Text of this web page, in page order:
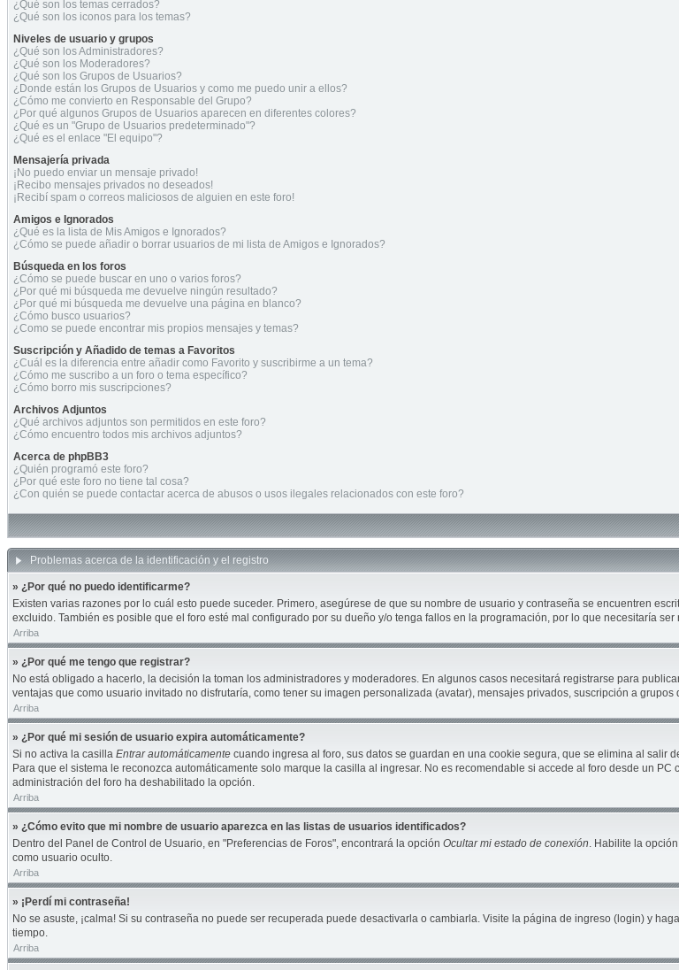
¿Qué son los temas cerrados?
¿Qué son los iconos para los temas?
Niveles de usuario y grupos
¿Qué son los Administradores?
¿Qué son los Moderadores?
¿Qué son los Grupos de Usuarios?
¿Donde están los Grupos de Usuarios y como me puedo unir a ellos?
¿Cómo me convierto en Responsable del Grupo?
¿Por qué algunos Grupos de Usuarios aparecen en diferentes colores?
¿Qué es un "Grupo de Usuarios predeterminado"?
¿Qué es el enlace "El equipo"?
Mensajería privada
¡No puedo enviar un mensaje privado!
¡Recibo mensajes privados no deseados!
¡Recibí spam o correos maliciosos de alguien en este foro!
Amigos e Ignorados
¿Qué es la lista de Mis Amigos e Ignorados?
¿Cómo se puede añadir o borrar usuarios de mi lista de Amigos e Ignorados?
Búsqueda en los foros
¿Cómo se puede buscar en uno o varios foros?
¿Por qué mi búsqueda me devuelve ningún resultado?
¿Por qué mi búsqueda me devuelve una página en blanco?
¿Cómo busco usuarios?
¿Como se puede encontrar mis propios mensajes y temas?
Suscripción y Añadido de temas a Favoritos
¿Cuál es la diferencia entre añadir como Favorito y suscribirme a un tema?
¿Cómo me suscribo a un foro o tema específico?
¿Cómo borro mis suscripciones?
Archivos Adjuntos
¿Qué archivos adjuntos son permitidos en este foro?
¿Cómo encuentro todos mis archivos adjuntos?
Acerca de phpBB3
¿Quién programó este foro?
¿Por qué este foro no tiene tal cosa?
¿Con quién se puede contactar acerca de abusos o usos ilegales relacionados con este foro?
Problemas acerca de la identificación y el registro
» ¿Por qué no puedo identificarme?
Existen varias razones por lo cuál esto puede suceder. Primero, asegúrese de que su nombre de usuario y contraseña se encuentren
excluido. También es posible que el foro esté mal configurado por su dueño y/o tenga fallos en la programación, por lo que necesitaría ser
Arriba
» ¿Por qué me tengo que registrar?
No está obligado a hacerlo, la decisión la toman los administradores y moderadores. En algunos casos necesitará registrarse para
ventajas que como usuario invitado no disfrutaría, como tener su imagen personalizada (avatar), mensajes privados, suscripción a
Arriba
» ¿Por qué mi sesión de usuario expira automáticamente?
Si no activa la casilla Entrar automáticamente cuando ingresa al foro, sus datos se guardan en una cookie segura, que se elimina al
Para que el sistema le reconozca automáticamente solo marque la casilla al ingresar. No es recomendable si accede al foro desde un
administración del foro ha deshabilitado la opción.
Arriba
» ¿Cómo evito que mi nombre de usuario aparezca en las listas de usuarios identificados?
Dentro del Panel de Control de Usuario, en "Preferencias de Foros", encontrará la opción Ocultar mi estado de conexión. Habilite la
como usuario oculto.
Arriba
» ¡Perdí mi contraseña!
No se asuste, ¡calma! Si su contraseña no puede ser recuperada puede desactivarla o cambiarla. Visite la página de ingreso (login) y
tiempo.
Arriba